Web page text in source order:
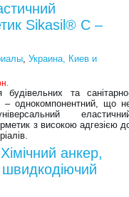
Sikasil® C –
,Украина, Киев и
будівельних та
– однокомпонентний, що
з високою адгезією
анкер,